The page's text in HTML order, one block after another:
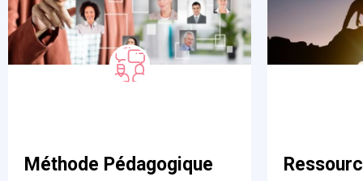
Méthode Pédagogique